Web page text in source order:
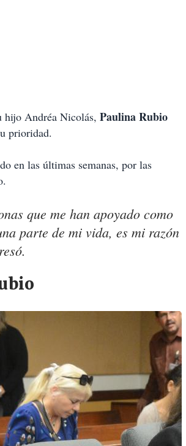
hijo Andréa Nicolás, Paulina Rubio
prioridad.
en las últimas semanas, por las
que me han apoyado como
parte de mi vida, es mi razón